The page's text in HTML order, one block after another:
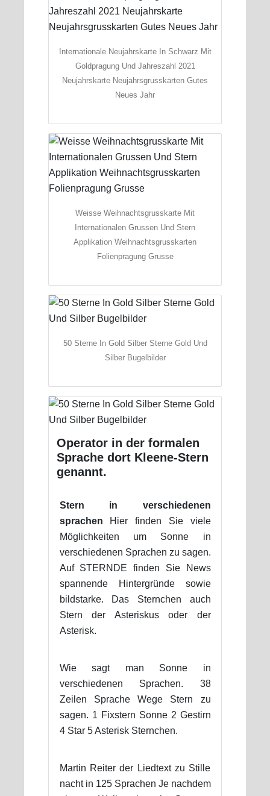
Internationale Neujahrskarte In Schwarz Mit
Goldpragung Und Jahreszahl 2021
Neujahrskarte Neujahrsgrusskarten Gutes
Neues Jahr
Weisse Weihnachtsgrusskarte Mit
Internationalen Grussen Und Stern
Applikation Weihnachtsgrusskarten
Folienpragung Grusse
50 Sterne In Gold Silber Sterne Gold Und
Silber Bugelbilder
Operator in der formalen
Sprache dort Kleene-Stern
genannt.
Stern in verschiedenen
sprachen Hier finden Sie viele
Möglichkeiten um Sonne in
verschiedenen Sprachen zu sagen.
Auf STERNDE finden Sie News
spannende Hintergründe sowie
bildstarke. Das Sternchen auch
Stern der Asteriskus oder der
Asterisk.
Wie sagt man Sonne in
verschiedenen Sprachen. 38
Zeilen Sprache Wege Stern zu
sagen. 1 Fixstern Sonne 2 Gestirn
4 Star 5 Asterisk Sternchen.
Martin Reiter der Liedtext zu Stille
nacht in 125 Sprachen Je nachdem